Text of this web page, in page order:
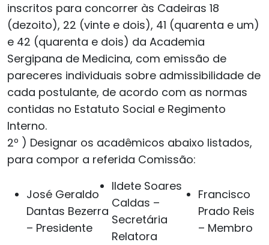
inscritos para concorrer às Cadeiras 18
(dezoito), 22 (vinte e dois), 41 (quarenta e um)
e 42 (quarenta e dois) da Academia
Sergipana de Medicina, com emissão de
pareceres individuais sobre admissibilidade de
cada postulante, de acordo com as normas
contidas no Estatuto Social e Regimento
Interno.
2º ) Designar os acadêmicos abaixo listados,
para compor a referida Comissão:
José Geraldo
Dantas Bezerra
– Presidente
Ildete Soares
Caldas –
Secretária
Relatora
Francisco
Prado Reis
– Membro